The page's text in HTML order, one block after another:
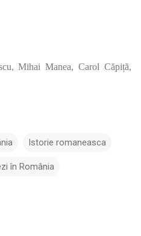
Mihai Manea, Carol Căpiță,
Istorie romaneasca
în România